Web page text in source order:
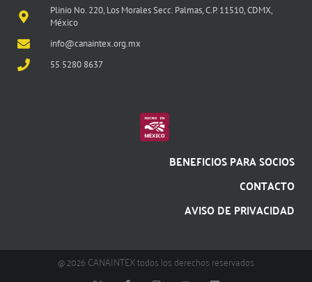
Plinio No. 220, Los Morales Secc. Palmas, C.P. 11510, CDMX,
México
info@canaintex.org.mx
55 5280 8637
BENEFICIOS PARA SOCIOS
CONTACTO
AVISO DE PRIVACIDAD
@ 2026 CANAINTEX todos los derechos reservados